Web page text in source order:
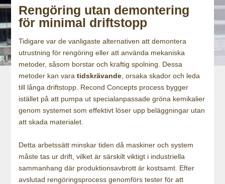
Rengöring utan demontering
för minimal driftstopp
Tidigare var de vanligaste alternativen att demontera
utrustning för rengöring eller att använda mekaniska
metoder, såsom borstar och kraftig spolning. Dessa
metoder kan varatidskrävande , orsaka skador och leda
till långa driftstopp. Recond Concepts process bygger
istället på att pumpa ut specialanpassade gröna kemikalier
genom systemet som effektivt löser upp beläggningar utan
att skada materialet.
Detta arbetssätt minskar tiden då maskiner och system
måste tas ur drift, vilket är särskilt viktigt i industriella
sammanhang där produktionsavbrott är kostsamt. Efter
avslutad rengöringsprocess genomförs tester för att